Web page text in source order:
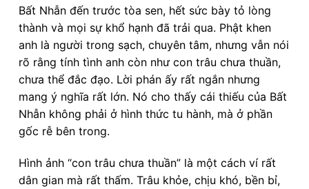
Bất Nhẫn đến trước tòa sen, hết sức bày tỏ lòng
thành và mọi sự khổ hạnh đã trải qua. Phật khen
anh là người trong sạch, chuyên tâm, nhưng vẫn nói
rõ rằng tính tình anh còn như con trâu chưa thuần,
chưa thể đắc đạo. Lời phán ấy rất ngắn nhưng
mang ý nghĩa rất lớn. Nó cho thấy cái thiếu của Bất
Nhẫn không phải ở hình thức tu hành, mà ở phần
gốc rễ bên trong.
Hình ảnh “con trâu chưa thuần” là một cách ví rất
dân gian mà rất thấm. Trâu khỏe, chịu khó, bền bỉ,